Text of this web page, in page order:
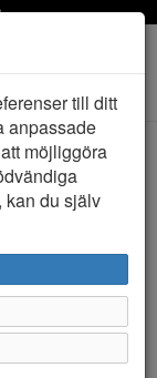
till ditt
anpassade
möjliggöra
kan du själv